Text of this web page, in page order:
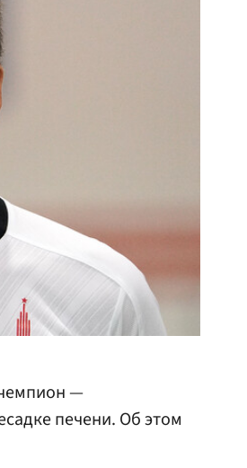
—
печени. Об этом